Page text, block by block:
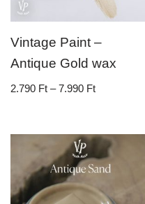
Vintage Paint –
Antique Gold wax
2.790 Ft – 7.990 Ft